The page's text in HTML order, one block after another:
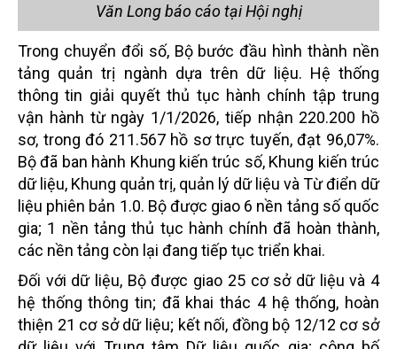
Văn Long báo cáo tại Hội nghị
Trong chuyển đổi số, Bộ bước đầu hình thành nền
tảng quản trị ngành dựa trên dữ liệu. Hệ thống
thông tin giải quyết thủ tục hành chính tập trung
vận hành từ ngày 1/1/2026, tiếp nhận 220.200 hồ
sơ, trong đó 211.567 hồ sơ trực tuyến, đạt 96,07%.
Bộ đã ban hành Khung kiến trúc số, Khung kiến trúc
dữ liệu, Khung quản trị, quản lý dữ liệu và Từ điển dữ
liệu phiên bản 1.0. Bộ được giao 6 nền tảng số quốc
gia; 1 nền tảng thủ tục hành chính đã hoàn thành,
các nền tảng còn lại đang tiếp tục triển khai.
Đối với dữ liệu, Bộ được giao 25 cơ sở dữ liệu và 4
hệ thống thông tin; đã khai thác 4 hệ thống, hoàn
thiện 21 cơ sở dữ liệu; kết nối, đồng bộ 12/12 cơ sở